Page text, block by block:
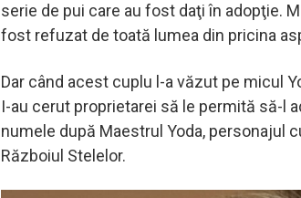
serie de pui care au fost daţi în adopţie.
fost refuzat de toată lumea din pricina
Dar când acest cuplu l-a văzut pe micul
I-au cerut proprietarei să le permită să-l
numele după Maestrul Yoda, personajul
Războiul Stelelor.